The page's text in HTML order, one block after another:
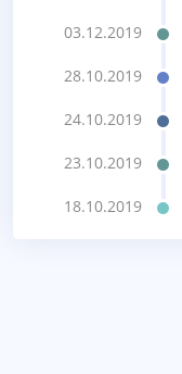
03.12.2019
28.10.2019
24.10.2019
23.10.2019
18.10.2019